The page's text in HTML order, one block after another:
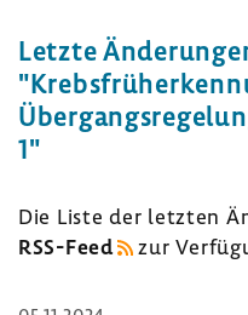
Letzte
1"
Die Liste der letzten
RSS-​Feed
zur